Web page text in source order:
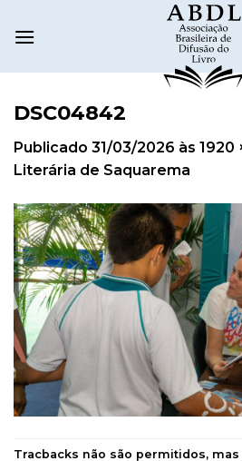
DSC04842
Publicado 31/03/2026 às 1920
Literária de Saquarema
Tracbacks não são permitidos,